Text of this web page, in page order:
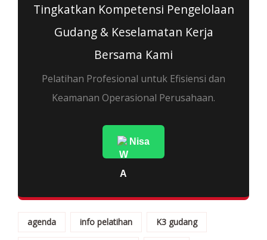
Tingkatkan Kompetensi Pengelolaan
Gudang & Keselamatan Kerja
Bersama Kami
Pelatihan Profesional untuk Efisiensi dan
Keamanan Operasional Perusahaan.
Nisa
agenda info pelatihan K3 gudang